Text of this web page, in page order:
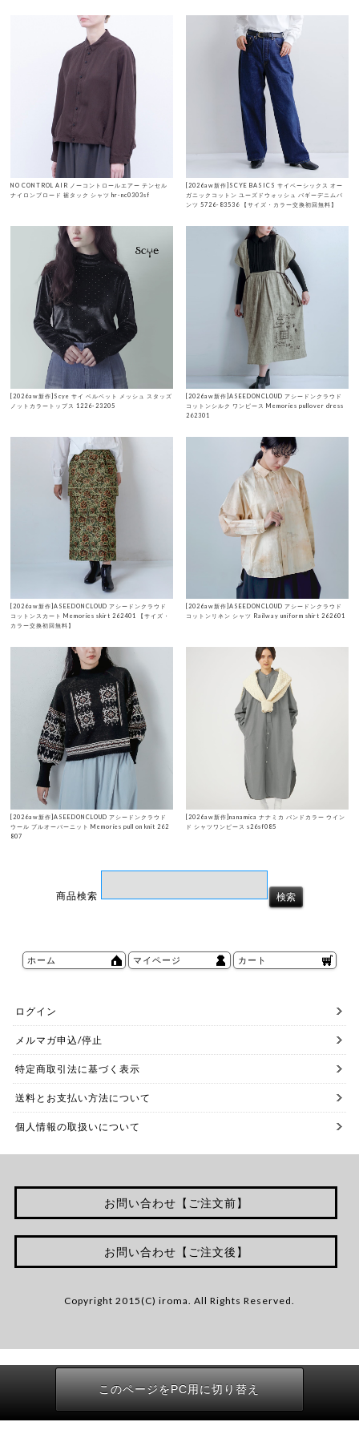
NO CONTROL AIR ノーコントロールエアー テンセル
ナイロンブロード 裾タック シャツ hr-nc0303sf
[2026aw新作]SCYE BASICS サイベーシックス オー
ガニックコットン ユーズドウォッシュ バギーデニムパ
ンツ 5726-83536 【サイズ・カラー交換初回無料】
[2026aw新作]Scye サイ ベルベット メッシュ スタッズ
ノットカラートップス 1226-23205
[2026aw新作]ASEEDONCLOUD アシードンクラウド
コットンシルク ワンピース Memories pullover dress
262301
[2026aw新作]ASEEDONCLOUD アシードンクラウド
コットンスカート Memories skirt 262401 【サイズ・
カラー交換初回無料】
[2026aw新作]ASEEDONCLOUD アシードンクラウド
コットンリネン シャツ Railway uniform shirt 262601
[2026aw新作]ASEEDONCLOUD アシードンクラウド
ウール プルオーバーニット Memories pull on knit 262
807
[2026aw新作]nanamica ナナミカ バンドカラー ウイン
ド シャツワンピース s26sf085
商品検索
ホーム マイページ カート
ログイン
メルマガ申込/停止
特定商取引法に基づく表示
送料とお支払い方法について
個人情報の取扱いについて
お問い合わせ【ご注文前】
お問い合わせ【ご注文後】
Copyright 2015(C) iroma. All Rights Reserved.
このページをPC用に切り替え